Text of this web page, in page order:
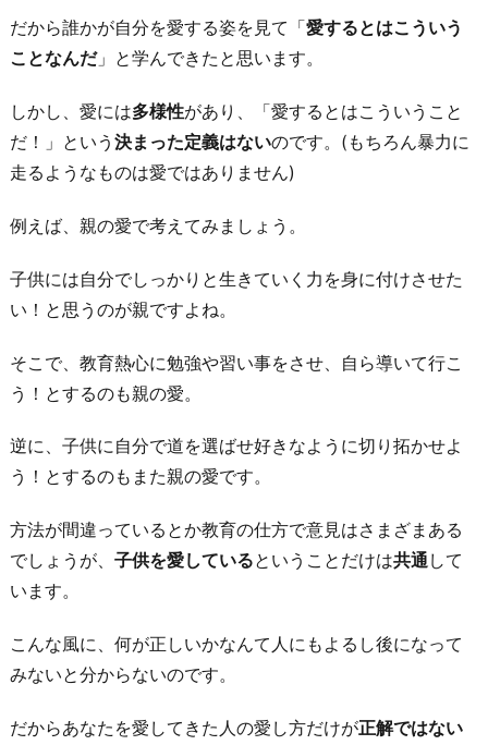
6.
『愛
要
素』
を
る
こ
と
目
標
す
る
お
わ
り
だから誰かが自分を愛する姿を見て「愛するとはこういう
ことなんだ」と学んできたと思います。
しかし、愛には多様性があり、「愛するとはこういうこと
だ！」という 決まった定義はないのです。(もちろん暴力に
走るようなものは愛ではありません)
例えば、親の愛で考えてみましょう。
子供には自分でしっかりと生きていく力を身に付けさせた
い！と思うのが親ですよね。
そこで、教育熱心に勉強や習い事をさせ、自ら導いて行こ
う！とするのも親の愛。
逆に、子供に自分で道を選ばせ好きなように切り拓かせよ
う！とするのもまた親の愛です。
方法が間違っているとか教育の仕方で意見はさまざまある
でしょうが、 子供を愛しているということだけは共通して
います。
こんな風に、何が正しいかなんて人にもよるし後になって
みないと分からないのです。
だからあなたを愛してきた人の愛し方だけが正解ではない